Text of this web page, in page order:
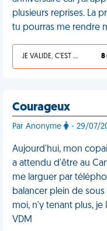
plusieurs reprises. La
tu pourras me rendre
JE VALIDE, C'EST UNE VDM 8
Courageux
Par Anonyme - 29/07/
Aujourd'hui, mon
a attendu d'être au
me larguer par
balancer plein de
moi, n'y tenant plus,
VDM